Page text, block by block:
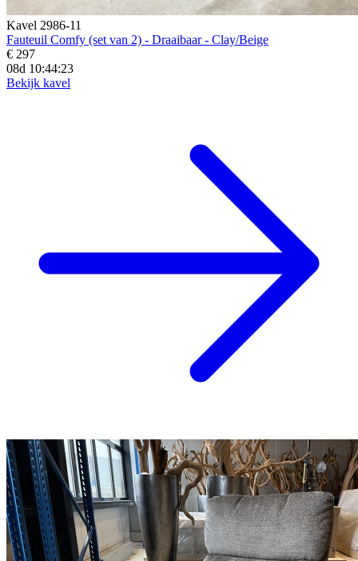
Kavel 2986-11
Fauteuil Comfy (set van 2) - Draaibaar - Clay/Beige
€ 297
08d 10:44:21
Bekijk kavel